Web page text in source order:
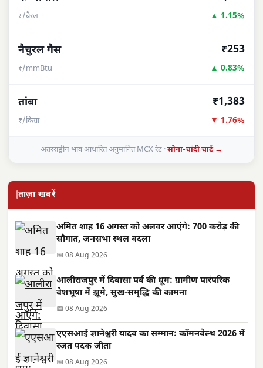
₹/बैरल ▲ 1.15%
नैचुरल गैस
₹/mmBtu
₹253
▲ 0.83%
तांबा
₹/किग्रा
₹1,383
▼ 1.76%
अंतरराष्ट्रीय भाव आधारित अनुमानित MCX रेट ·सोना-चांदी चार्ट →
ताज़ा खबरें
अमित शाह 16 अगस्त को अलवर आएंगे: 700 करोड़ की
सौगात, जनसभा स्थल बदला
📅 08 Aug 2026
आलीराजपुर में दिवासा पर्व की धूम: ग्रामीण पारंपरिक
वेशभूषा में झूमे, सुख-समृद्धि की कामना
📅 08 Aug 2026
एएसआई ज्ञानेश्वरी यादव का सम्मान: कॉमनवेल्थ 2026 में
रजत पदक जीता
📅 08 Aug 2026